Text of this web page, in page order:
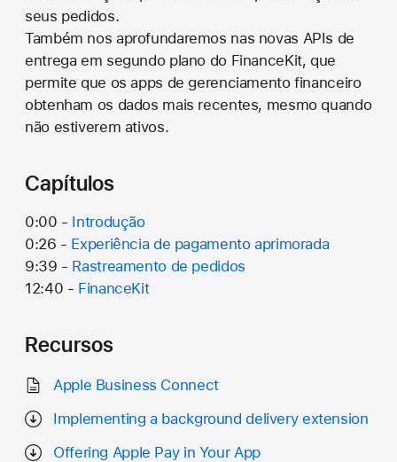
seus pedidos.
Também nos aprofundaremos nas novas APIs de
entrega em segundo plano do FinanceKit, que
permite que os apps de gerenciamento financeiro
obtenham os dados mais recentes, mesmo quando
não estiverem ativos.
Capítulos
0:00 - Introdução
0:26 - Experiência de pagamento aprimorada
9:39 - Rastreamento de pedidos
12:40 - FinanceKit
Recursos
Apple Business Connect
Implementing a background delivery extension
Offering Apple Pay in Your App